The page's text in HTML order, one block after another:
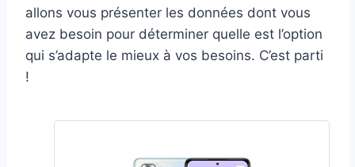
allons vous présenter les données dont vous
avez besoin pour déterminer quelle est l’option
qui s’adapte le mieux à vos besoins. C’est parti
!